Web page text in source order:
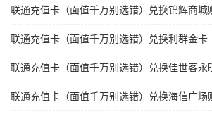
联通充值卡（面值千万别选错）兑换锦辉商城
联通充值卡（面值千万别选错）兑换利群金卡
联通充值卡（面值千万别选错）兑换佳世客永
联通充值卡（面值千万别选错）兑换海信广场